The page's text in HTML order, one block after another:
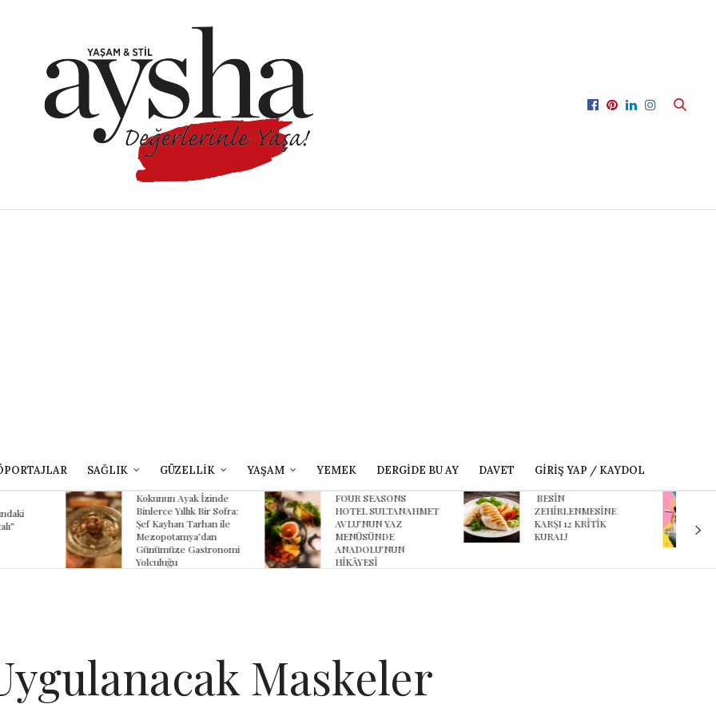
SAĞLIK GÜZELLİK YAŞAM YEMEK DERGIDE BU AY DAVET GIRIŞ YAP / KAYDOL
Bir Sofra:
ile
FOUR SEASONS
HOTEL SULTANAHMET
AVLU’NUN YAZ
MENÜSÜNDE
ANADOLU’NUN
HİKÂYESİ
BESİN
ZEHİRLENMESİNE
KARŞI 12 KRİTİK
KURAL!
Karnaval’dan geçmişe
davet eden yeni
podcast serisi: Ayşegül
Aldinç ile O Zaman
Maskeler